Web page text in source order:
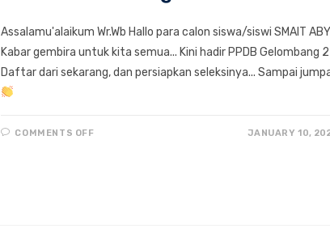
Assalamu'alaikum Wr.Wb Hallo para calon siswa/siswi SMAIT
Kabar gembira untuk kita semua... Kini hadir PPDB Gelombang 2
Daftar dari sekarang, dan persiapkan seleksinya... Sampai
COMMENTS OFFON JANUARY 10,